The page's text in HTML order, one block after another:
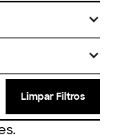
Limpar Filtros